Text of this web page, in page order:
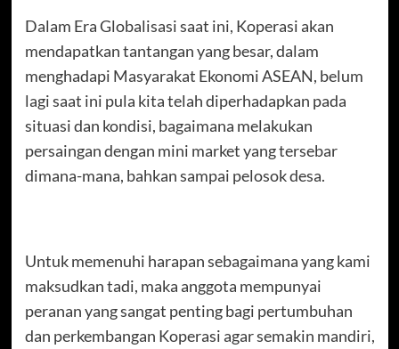
Dalam Era Globalisasi saat ini, Koperasi akan
mendapatkan tantangan yang besar, dalam
menghadapi Masyarakat Ekonomi ASEAN, belum
lagi saat ini pula kita telah diperhadapkan pada
situasi dan kondisi, bagaimana melakukan
persaingan dengan mini market yang tersebar
dimana-mana, bahkan sampai pelosok desa.
Untuk memenuhi harapan sebagaimana yang kami
maksudkan tadi, maka anggota mempunyai
peranan yang sangat penting bagi pertumbuhan
dan perkembangan Koperasi agar semakin mandiri,